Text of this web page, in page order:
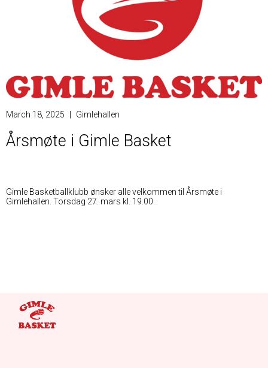
March 18, 2025 Gimlehallen
Årsmøte i Gimle Basket
Gimle Basketballklubb ønsker alle velkommen til Årsmøte i
Gimlehallen. Torsdag 27. mars kl. 19.00.